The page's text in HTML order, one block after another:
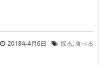
2018年4月6日 探る,食べる